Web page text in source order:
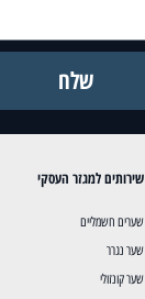
שלח
שירותים למגזר העסקי
שערים חשמליים
שער נגרר
שער קונזולי